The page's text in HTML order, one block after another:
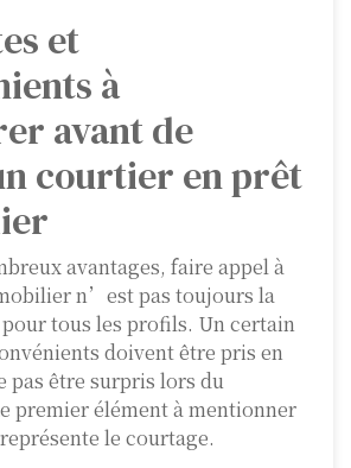
et
à
avant de
courtier en prêt
avantages, faire appel à
n’est pas toujours la
tous les profils. Un certain
doivent être pris en
pas être surpris lors du
premier élément à mentionner
le courtage.